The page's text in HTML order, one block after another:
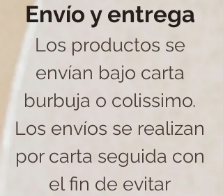
Envío y entrega
Los productos se
envían bajo carta
burbuja o colissimo.
Los envíos se realizan
por carta seguida con
el fin de evitar